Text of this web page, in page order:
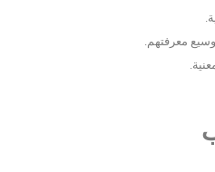
معرفتهم.